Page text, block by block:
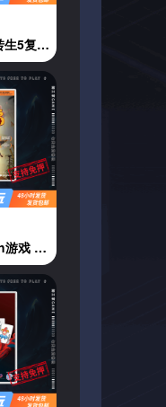
PS5 真女神转生5复仇 中文
任天堂switch游戏 NS游戏 双人成行 双人同行It Take Two 中文